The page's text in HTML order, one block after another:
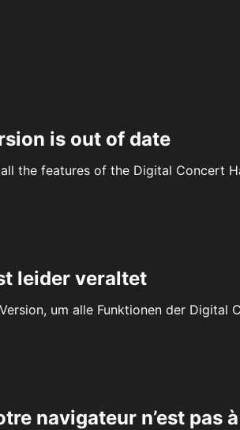
is out of date
the features of the Digital Concert
leider veraltet
um alle Funktionen der Digital
navigateur n’est pas